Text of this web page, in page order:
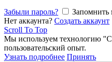
Забыли пароль?
Запомнить
Нет аккаунта? Создать аккаунт
Scroll To Top
Мы используем технологию
пользовательский опыт.
Узнать подробнее Принять